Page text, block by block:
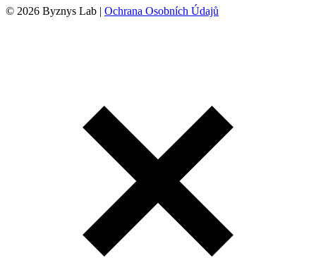
© 2026 Byznys Lab | Ochrana Osobních Údajů